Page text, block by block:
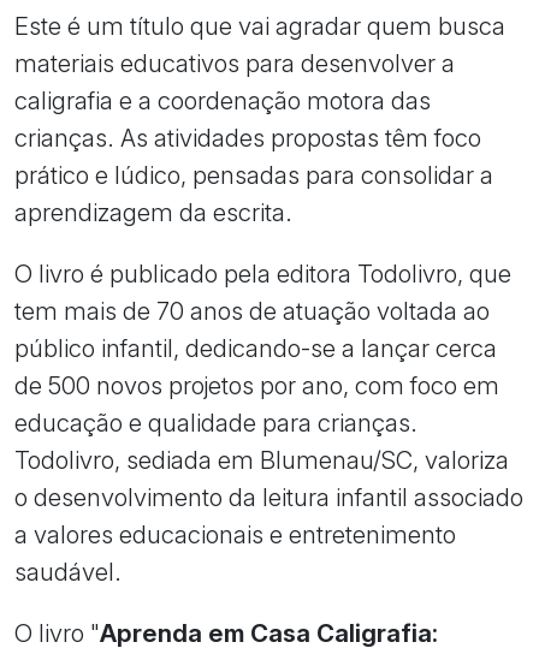
Este é um título que vai agradar quem busca
materiais educativos para desenvolver a
caligrafia e a coordenação motora das
crianças. As atividades propostas têm foco
prático e lúdico, pensadas para consolidar a
aprendizagem da escrita.
O livro é publicado pela editora Todolivro, que
tem mais de 70 anos de atuação voltada ao
público infantil, dedicando-se a lançar cerca
de 500 novos projetos por ano, com foco em
educação e qualidade para crianças.
Todolivro, sediada em Blumenau/SC, valoriza
o desenvolvimento da leitura infantil associado
a valores educacionais e entretenimento
saudável.
O livro "Aprenda em Casa Caligrafia: